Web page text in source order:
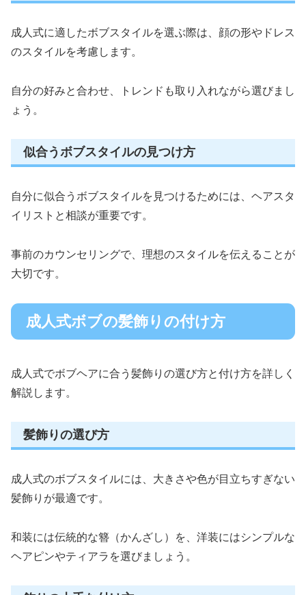
成人式に適したボブスタイルを選ぶ際は、顔の形やドレス
のスタイルを考慮します。
自分の好みと合わせ、トレンドも取り入れながら選びまし
ょう。
似合うボブスタイルの見つけ方
自分に似合うボブスタイルを見つけるためには、ヘアスタ
イリストと相談が重要です。
事前のカウンセリングで、理想のスタイルを伝えることが
大切です。
成人式ボブの髪飾りの付け方
成人式でボブヘアに合う髪飾りの選び方と付け方を詳しく
解説します。
髪飾りの選び方
成人式のボブスタイルには、大きさや色が目立ちすぎない
髪飾りが最適です。
和装には伝統的な簪（かんざし）を、洋装にはシンプルな
ヘアピンやティアラを選びましょう。